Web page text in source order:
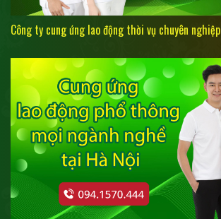
Công ty cung ứng lao động thời vụ chuyên nghiệp